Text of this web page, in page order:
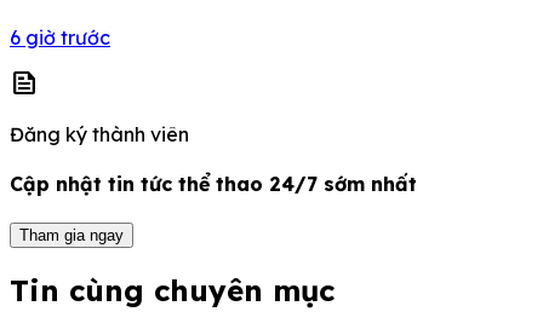
6 giờ trước
news
Đăng ký thành viên
Cập nhật tin tức thể thao 24/7 sớm nhất
Tham gia ngay
Tin cùng chuyên mục